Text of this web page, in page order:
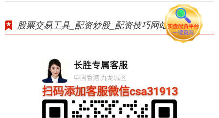
股票交易工具_配资炒股_配资技巧网站